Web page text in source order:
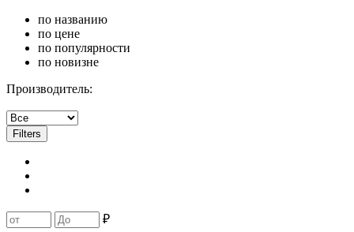
по названию
по цене
по популярности
по новизне
Производитель:
Filters
₽